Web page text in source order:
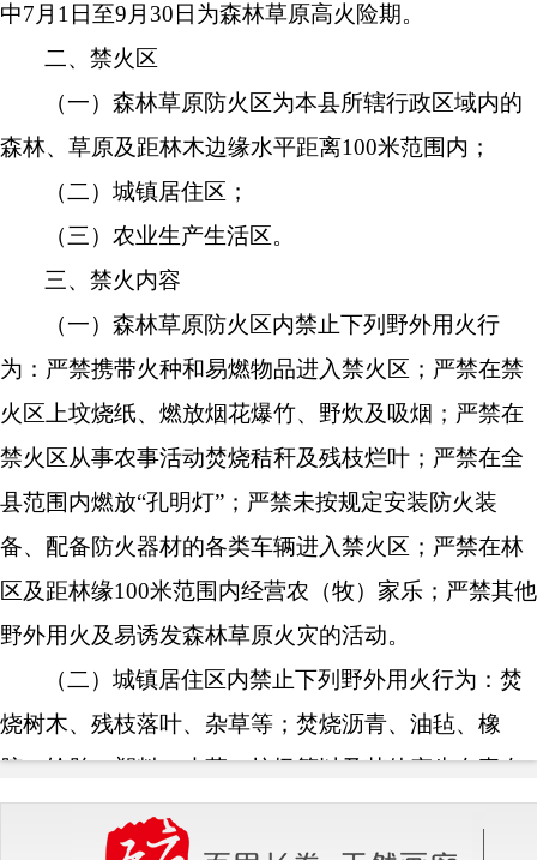
中7月1日至9月30日为森林草原高火险期。
二、禁火区
（一）森林草原防火区为本县所辖行政区域内的
森林、草原及距林木边缘水平距离100米范围内；
（二）城镇居住区；
（三）农业生产生活区。
三、禁火内容
（一）森林草原防火区内禁止下列野外用火行
为：严禁携带火种和易燃物品进入禁火区；严禁在禁
火区上坟烧纸、燃放烟花爆竹、野炊及吸烟；严禁在
禁火区从事农事活动焚烧秸秆及残枝烂叶；严禁在全
县范围内燃放“孔明灯”；严禁未按规定安装防火装
备、配备防火器材的各类车辆进入禁火区；严禁在林
区及距林缘100米范围内经营农（牧）家乐；严禁其他
野外用火及易诱发森林草原火灾的活动。
（二）城镇居住区内禁止下列野外用火行为：焚
烧树木、残枝落叶、杂草等；焚烧沥青、油毡、橡
胶、轮胎、塑料、皮革、垃圾等以及其他产生有毒有
害烟尘和恶臭气体的物质；焚烧民俗祭祀物品。